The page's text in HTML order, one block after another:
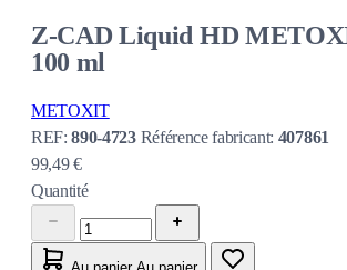
Z-CAD Liquid HD
100 ml
METOXIT
REF:890-4723 Référence fabricant: 407861
99,49 €
Quantité